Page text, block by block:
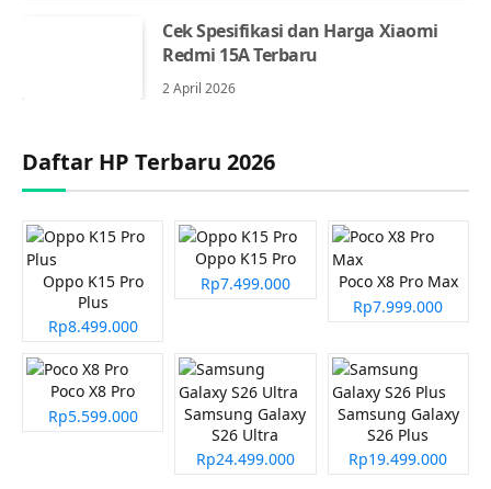
Cek Spesifikasi dan Harga Xiaomi
Redmi 15A Terbaru
2 April 2026
Daftar HP Terbaru 2026
Oppo K15 Pro
Plus
Rp8.499.000
Oppo K15 Pro
Rp7.499.000
Poco X8 Pro Max
Rp7.999.000
Poco X8 Pro
Rp5.599.000
Samsung Galaxy
S26 Ultra
Rp24.499.000
Samsung Galaxy
S26 Plus
Rp19.499.000